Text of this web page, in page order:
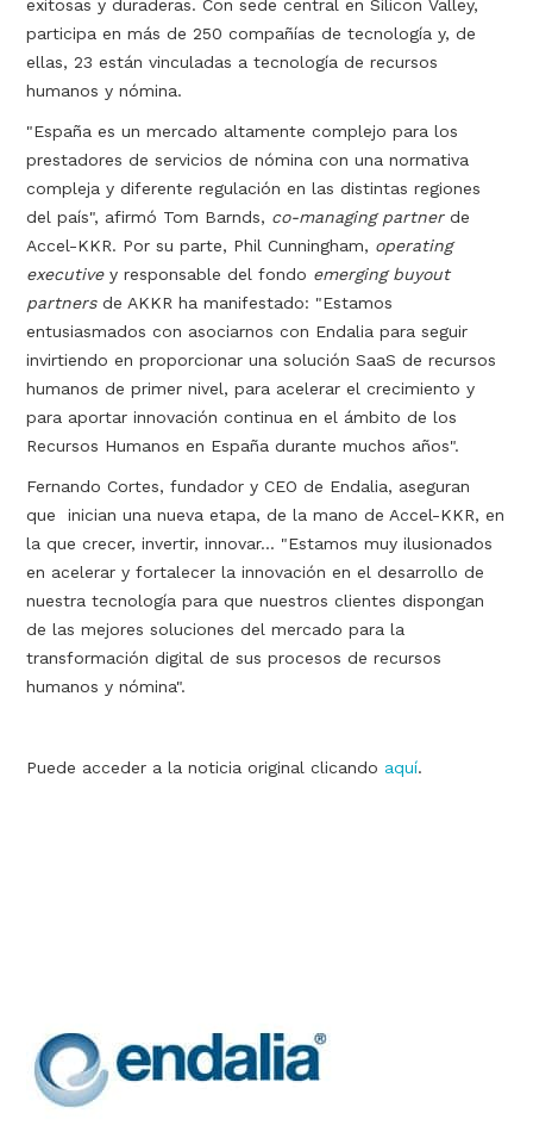
exitosas y duraderas. Con sede central en Silicon Valley,
participa en más de 250 compañías de tecnología y, de
ellas, 23 están vinculadas a tecnología de recursos
humanos y nómina.
"España es un mercado altamente complejo para los
prestadores de servicios de nómina con una normativa
compleja y diferente regulación en las distintas regiones
del país", afirmó Tom Barnds, co-managing partnerde
Accel-KKR. Por su parte, Phil Cunningham, operating
executivey responsable del fondo emerging buyout
partnersde AKKR ha manifestado: "Estamos
entusiasmados con asociarnos con Endalia para seguir
invirtiendo en proporcionar una solución SaaS de recursos
humanos de primer nivel, para acelerar el crecimiento y
para aportar innovación continua en el ámbito de los
Recursos Humanos en España durante muchos años".
Fernando Cortes, fundador y CEO de Endalia, aseguran
que inician una nueva etapa, de la mano de Accel-KKR, en
la que crecer, invertir, innovar... "Estamos muy ilusionados
en acelerar y fortalecer la innovación en el desarrollo de
nuestra tecnología para que nuestros clientes dispongan
de las mejores soluciones del mercado para la
transformación digital de sus procesos de recursos
humanos y nómina".
Puede acceder a la noticia original clicando aquí.